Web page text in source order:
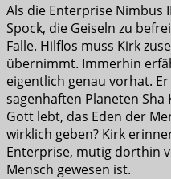
Als die Enterprise Nimbus
Spock, die Geiseln zu
Falle. Hilflos muss Kirk
übernimmt. Immerhin
eigentlich genau vorhat.
sagenhaften Planeten Sha
Gott lebt, das Eden der
wirklich geben? Kirk
Enterprise, mutig dorthin
Mensch gewesen ist.